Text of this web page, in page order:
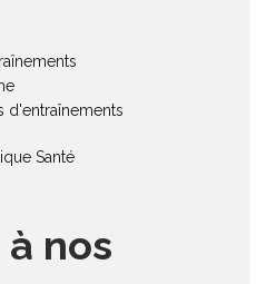
d'entraînements
Santé
nos